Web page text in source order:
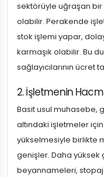
sektörüyle uğraşan bir
olabilir. Perakende
stok işlemi yapar,
karmaşık olabilir. Bu
sağlayıcılarının ücret
2. İşletmenin
Basit usul muhasebe,
altındaki işletmeler
yükselmesiyle birlikte
genişler. Daha
beyannameleri,